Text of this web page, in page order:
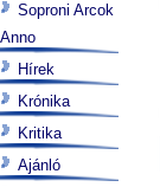
Soproni Arcok
Anno
Hírek
Krónika
Kritika
Ajánló